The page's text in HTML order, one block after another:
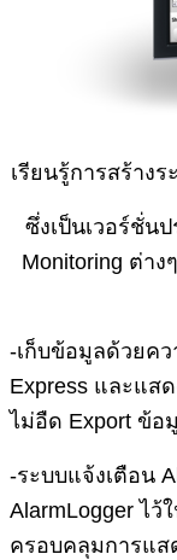
เรียนรู้การสร้างร
ซึ่งเป็นเวอร์ชั่น
Monitoring ต่า
-เก็บข้อมูลด้วยคว
Express และแส
ไม่อืด Export ข้อ
-ระบบแจ้งเตือน
AlarmLogger ไว้
ครอบคลุมการแส